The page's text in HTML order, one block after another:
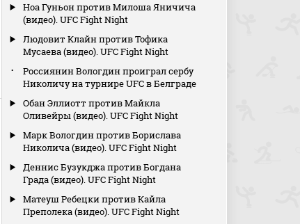
Ноа Гуньон против Милоша Яничича
(видео). UFC Fight Night
Людовит Клайн против Тофика
Мусаева (видео). UFC Fight Night
Россиянин Вологдин проиграл сербу
Николичу на турнире UFC в Белграде
Обан Эллиотт против Майкла
Оливейры (видео). UFC Fight Night
Марк Вологдин против Борислава
Николича (видео). UFC Fight Night
Деннис Бузукджа против Богдана
Града (видео). UFC Fight Night
Матеуш Ребецки против Кайла
Преполека (видео). UFC Fight Night